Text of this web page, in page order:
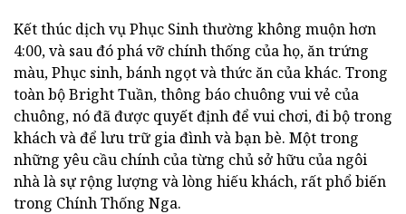
Kết thúc dịch vụ Phục Sinh thường không muộn hơn
4:00, và sau đó phá vỡ chính thống của họ, ăn trứng
màu, Phục sinh, bánh ngọt và thức ăn của khác. Trong
toàn bộ Bright Tuần, thông báo chuông vui vẻ của
chuông, nó đã được quyết định để vui chơi, đi bộ trong
khách và để lưu trữ gia đình và bạn bè. Một trong
những yêu cầu chính của từng chủ sở hữu của ngôi
nhà là sự rộng lượng và lòng hiếu khách, rất phổ biến
trong Chính Thống Nga.